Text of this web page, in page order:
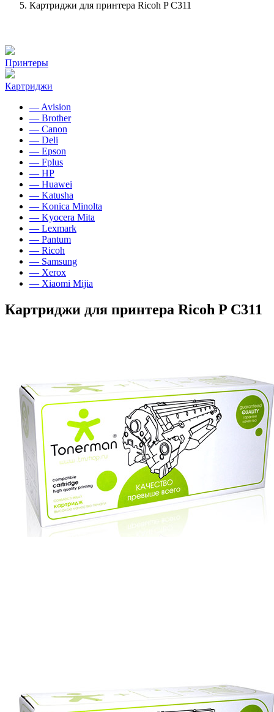
Картриджи для принтера Ricoh P C311
Принтеры
Картриджи
— Avision
— Brother
— Canon
— Deli
— Epson
— Fplus
— HP
— Huawei
— Katusha
— Konica Minolta
— Kyocera Mita
— Lexmark
— Pantum
— Ricoh
— Samsung
— Xerox
— Xiaomi Mijia
Картриджи для принтера Ricoh P C311